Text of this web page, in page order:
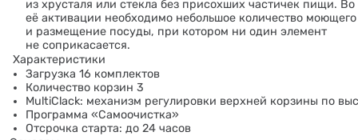
из хрусталя или стекла без присохших частичек пищи.
её активации необходимо небольшое количество
и размещение посуды, при котором ни один элемент
не соприкасается.
Характеристики
Загрузка 16 комплектов
Количество корзин 3
MultiClack: механизм регулировки верхней корзины по
Программа «Самоочистка»
Отсрочка старта: до 24 часов